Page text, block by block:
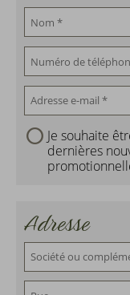
Je souhaite
dernières
Adresse